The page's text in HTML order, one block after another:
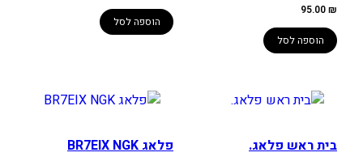
95.00₪
הוספה לסל
הוספה לסל
בית ראש פלאג. פלאג BR7EIX NGK